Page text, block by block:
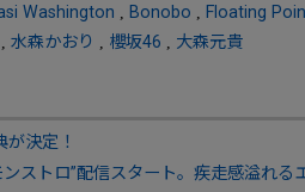
Washington Bonobo Floating
水森かおり 櫻坂46 大森元貴
決定！
ストロ”配信スタート。疾走感溢れる